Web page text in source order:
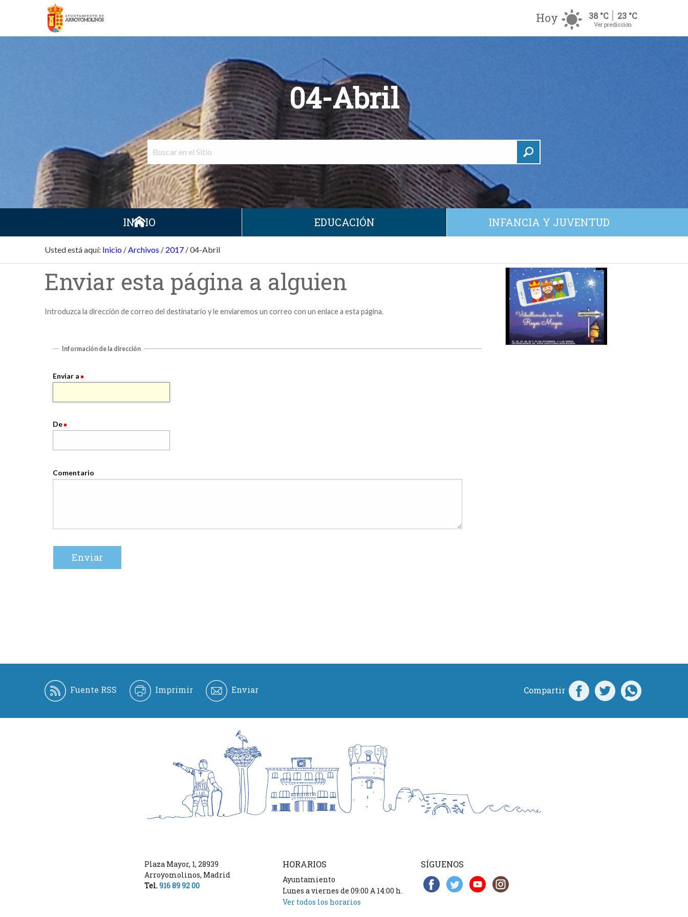
Hoy 38 °C 23 °C
Ver predicción
04-Abril
INICIO EDUCACIÓN INFANCIA Y JUVENTUD
Usted está aquí: Inicio /Archivos / 2017 /04-Abril
Enviar esta página a alguien
Introduzca la dirección de correo del destinatario y le enviaremos un correo con un enlace a esta página.
Información de la dirección
Enviar a
De
Comentario
Fuente RSS Imprimir Enviar Compartir
Plaza Mayor, 1, 28939
Arroyomolinos, Madrid
Tel.916 89 92 00
HORARIOS
Ayuntamiento
Lunes a viernes de 09:00 A 14:00 h.
Ver todos los horarios
SÍGUENOS